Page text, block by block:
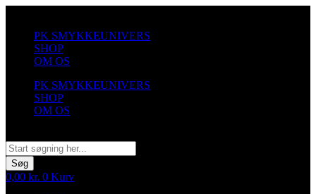
indholdPK SMYKKEUNIVERS
SHOP
OM OS
PK SMYKKEUNIVERS
SHOP
OM OS
Søg
0,00 kr. 0 Kurv